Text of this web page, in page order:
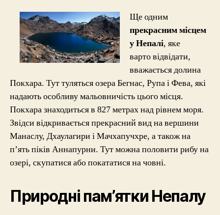
Ще одним
прекрасним місцем
у Непалі, яке
варто відвідати,
вважається долина
Покхара. Тут туляться озера Бегнас, Рупа і Фева, які
надають особливу мальовничість цього місця.
Покхара знаходиться в 827 метрах над рівнем моря.
Звідси відкривається прекрасний вид на вершини
Манаслу, Дхаулагири і Мачхапучхре, а також на
п’ять піків Аннапурни. Тут можна половити рибу на
озері, скупатися або покататися на човні.
Природні пам’ятки Непалу